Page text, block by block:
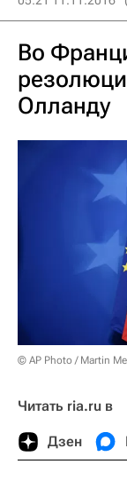
Во
Олланду
© AP Photo / Martin
Читать ria.ru в
Дзен